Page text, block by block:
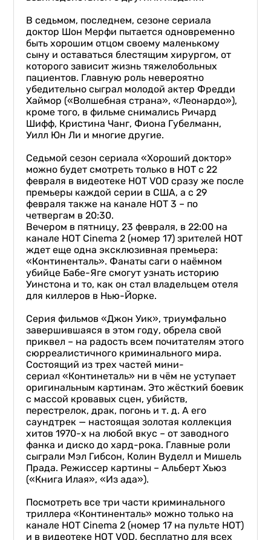
В седьмом, последнем, сезоне сериала
доктор Шон Мерфи пытается одновременно
быть хорошим отцом своему маленькому
сыну и оставаться блестящим хирургом, от
которого зависит жизнь тяжелобольных
пациентов. Главную роль невероятно
убедительно сыграл молодой актер Фредди
Хаймор («Волшебная страна», «Леонардо»),
кроме того, в фильме снимались Ричард
Шифф, Кристина Чанг, Фиона Губелманн,
Уилл Юн Ли и многие другие.
Седьмой сезон сериала «Хороший доктор»
можно будет смотреть только в НОТ с 22
февраля в видеотеке HOT VOD сразу же после
премьеры каждой серии в США, а с 29
февраля также на канале НОТ 3 – по
четвергам в 20:30.
Вечером в пятницу, 23 февраля, в 22:00 на
канале HOT Cinema 2 (номер 17) зрителей НОТ
ждет еще одна эксклюзивная премьера:
«Континенталь». Фанаты саги о наёмном
убийце Бабе-Яге смогут узнать историю
Уинстона и то, как он стал владельцем отеля
для киллеров в Нью-Йорке.
Серия фильмов «Джон Уик», триумфально
завершившаяся в этом году, обрела свой
приквел – на радость всем почитателям этого
сюрреалистичного криминального мира.
Состоящий из трех частей мини-
сериал «Континеталь» ни в чём не уступает
оригинальным картинам. Это жёсткий боевик
с массой кровавых сцен, убийств,
перестрелок, драк, погонь и т. д. А его
саундтрек — настоящая золотая коллекция
хитов 1970-х на любой вкус – от заводного
фанка и диско до хард-рока. Главные роли
сыграли Мэл Гибсон, Колин Вуделл и Мишель
Прада. Режиссер картины – Альберт Хьюз
(«Книга Илая», «Из ада»).
Посмотреть все три части криминального
триллера «Континенталь» можно только на
канале HOT Cinema 2 (номер 17 на пульте НОТ)
и в видеотеке HOT VOD, бесплатно для всех